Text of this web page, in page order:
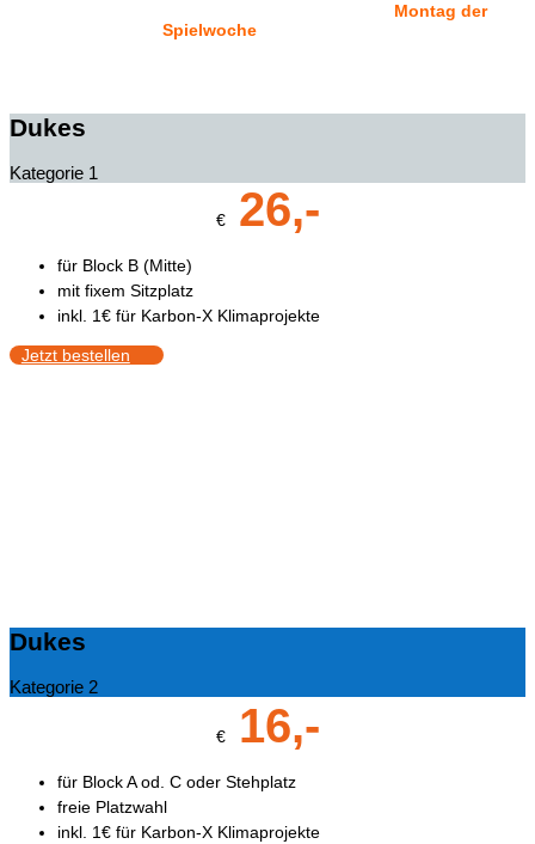
Montag der
Spielwochehier zu kaufen!
Dukes
Kategorie 1
€26,-
für Block B (Mitte)
mit fixem Sitzplatz
inkl. 1€ für Karbon-X Klimaprojekte
Jetzt bestellen
Dukes
Kategorie 2
€16,-
für Block A od. C oder Stehplatz
freie Platzwahl
inkl. 1€ für Karbon-X Klimaprojekte